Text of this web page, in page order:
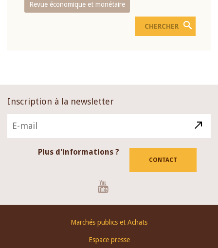
Revue économique et monétaire
Inscription à la newsletter
Plus d'informations ?
CONTACT
Marchés publics et Achats
Espace presse